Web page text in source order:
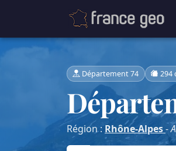
Département 74 294
Région :Rhône-Alpes-